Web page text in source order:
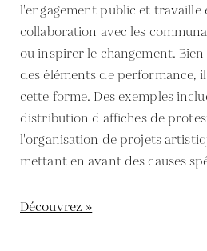
l'engagement public et travaille
collaboration avec les
ou inspirer le changement.
des éléments de performance,
cette forme. Des exemples
distribution d'affiches de
l'organisation de projets
mettant en avant des causes
Découvrez »